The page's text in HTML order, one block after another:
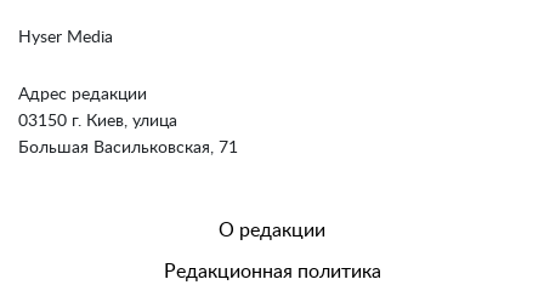
Hyser Media
Адрес редакции
03150 г. Киев, улица
Большая Васильковская, 71
О редакции
Редакционная политика